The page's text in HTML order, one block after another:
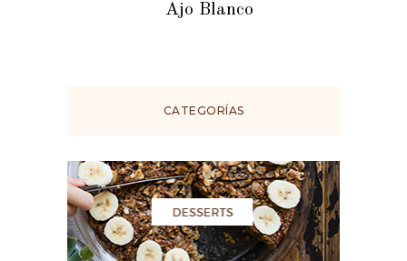
Ajo Blanco
CATEGORÍAS